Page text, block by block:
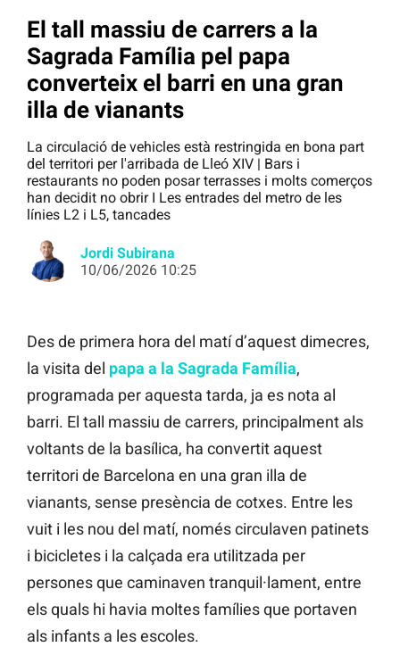
El tall massiu de carrers a la
Sagrada Família pel papa
converteix el barri en una gran
illa de vianants
La circulació de vehicles està restringida en bona part
del territori per l'arribada de Lleó XIV | Bars i
restaurants no poden posar terrasses i molts comerços
han decidit no obrir I Les entrades del metro de les
línies L2 i L5, tancades
Jordi Subirana
10/06/2026 10:25
Des de primera hora del matí d’aquest dimecres,
la visita del papa a la Sagrada Família,
programada per aquesta tarda, ja es nota al
barri. El tall massiu de carrers, principalment als
voltants de la basílica, ha convertit aquest
territori de Barcelona en una gran illa de
vianants, sense presència de cotxes. Entre les
vuit i les nou del matí, només circulaven patinets
i bicicletes i la calçada era utilitzada per
persones que caminaven tranquil·lament, entre
els quals hi havia moltes famílies que portaven
als infants a les escoles.